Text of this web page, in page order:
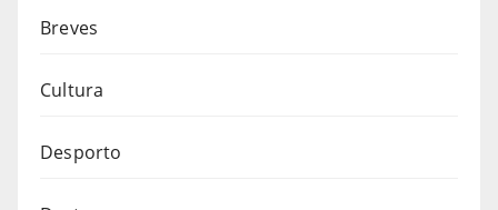
Breves
Cultura
Desporto